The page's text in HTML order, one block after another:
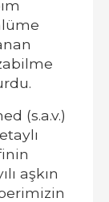
(s.a.v.)
aşkın